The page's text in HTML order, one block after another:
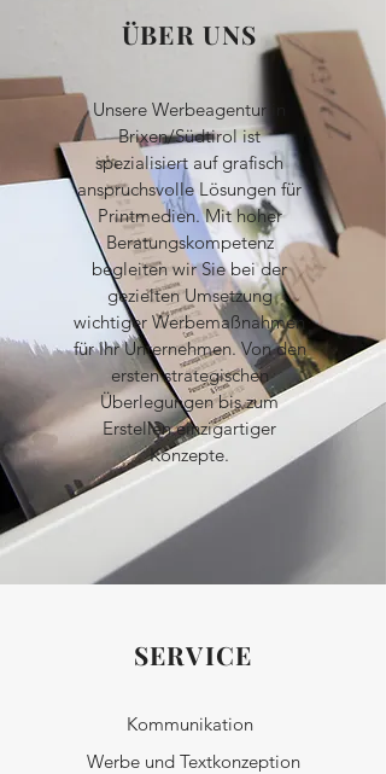
ÜBER UNS
Unsere Werbeagentur in
Brixen/Südtirol ist
spezialisiert auf grafisch
anspruchsvolle Lösungen für
Printmedien. Mit hoher
Beratungskompetenz
begleiten wir Sie bei der
gezielten Umsetzung
wichtiger Werbemaßnahmen
für Ihr Unternehmen. Von den
ersten strategischen
Überlegungen bis zum
Erstellen einzigartiger
Konzepte.
SERVICE
Kommunikation
Werbe und Textkonzeption